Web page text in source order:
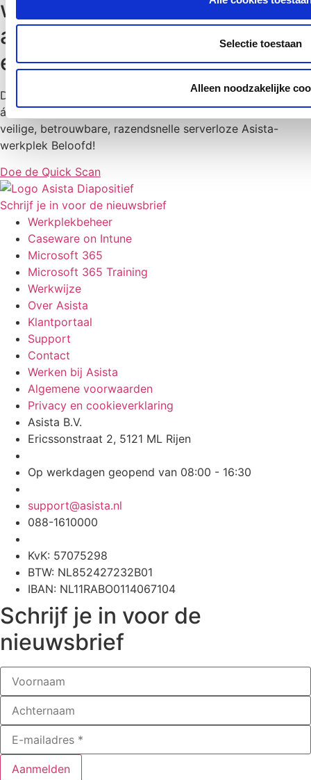
Selectie toestaan
Alleen noodzakelijke
wanneer maak jij je
accountantskantoor nu eens
écht toekomstbestendig?
Doe vandaag nog de Quick Scan en ontdek hoeveel je op
álle fronten wint door over te stappen naar de 100%
veilige, betrouwbare, razendsnelle serverloze Asista-
werkplek Beloofd!
Doe de Quick Scan
Schrijf je in voor de nieuwsbrief
Werkplekbeheer
Caseware on Intune
Microsoft 365
Microsoft 365 Training
Werkwijze
Over Asista
Klantportaal
Support
Contact
Werken bij Asista
Algemene voorwaarden
Privacy en cookieverklaring
Asista B.V.
Ericssonstraat 2, 5121 ML Rijen
Op werkdagen geopend van 08:00 - 16:30
support@asista.nl
088-1610000
KvK: 57075298
BTW: NL852427232B01
IBAN: NL11RABO0114067104
Schrijf je in voor de
nieuwsbrief
Aanmelden